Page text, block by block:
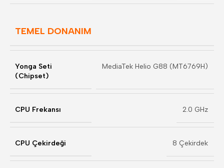
TEMEL DONANIM
Yonga Seti
(Chipset)
MediaTek Helio G88 (MT6769H)
CPU Frekansı 2.0 GHz
CPU Çekirdeği 8 Çekirdek